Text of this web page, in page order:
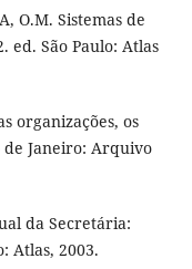
O.M. Sistemas de
ed. São Paulo: Atlas
organizações, os
Janeiro: Arquivo
da Secretária:
Atlas, 2003.